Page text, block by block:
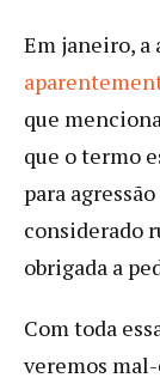
Em janeiro, a
que
que o termo
para
considerado
obrigada a
Com toda
veremos